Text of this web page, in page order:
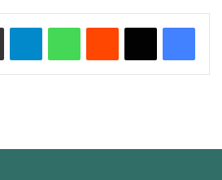
واتساب تيلقرام